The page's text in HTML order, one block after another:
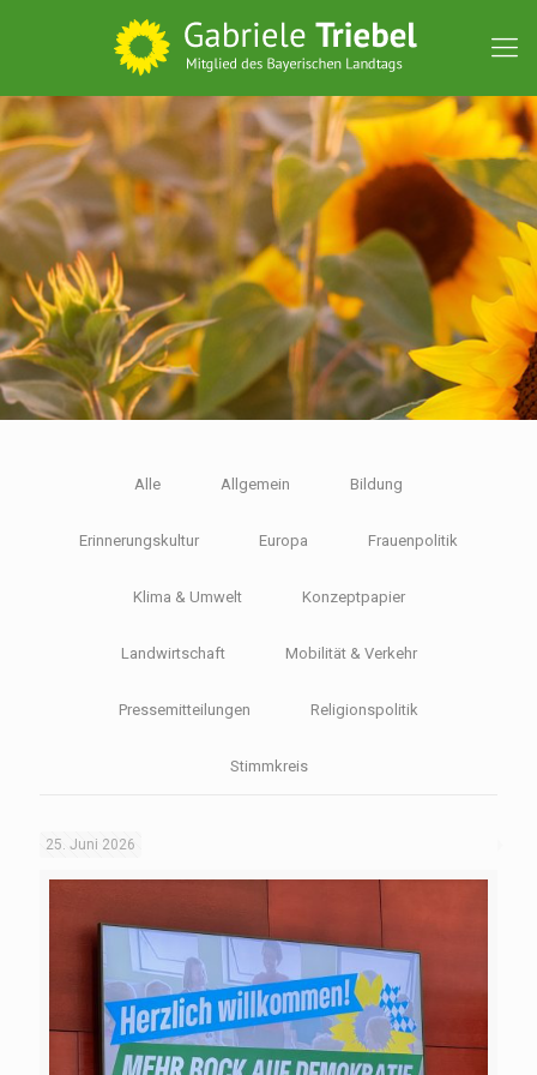
Alle Allgemein Bildung
Erinnerungskultur Europa Frauenpolitik
Klima & Umwelt Konzeptpapier
Landwirtschaft Mobilität & Verkehr
Pressemitteilungen Religionspolitik
Stimmkreis
25. Juni 2026